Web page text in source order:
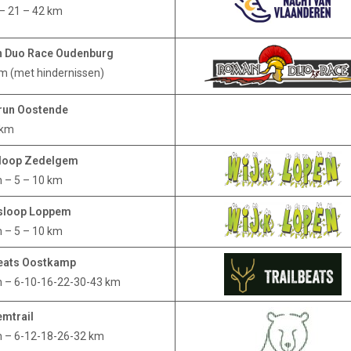
21 – 42 km
Duo Race Oudenburg
(met hindernissen)
Oostende
Zedelgem
– 5 – 10 km
Loppem
– 5 – 10 km
Oostkamp
– 6-10-16-22-30-43 km
– 6-12-18-26-32 km